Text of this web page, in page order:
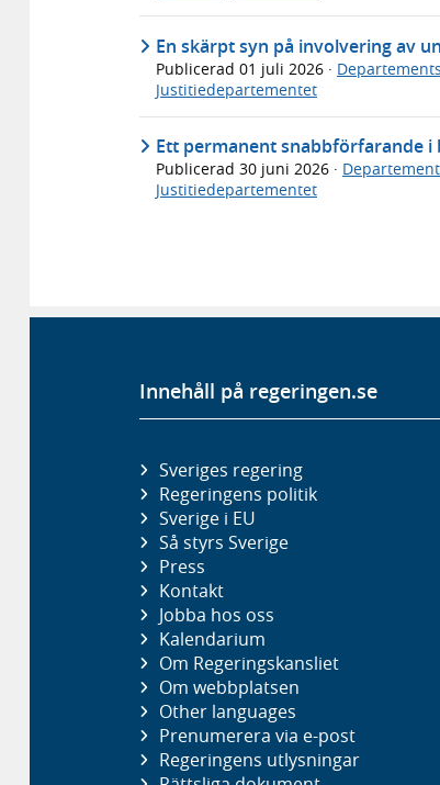
En skärpt syn på involvering av
Publicerad 01 juli 2026 ·
Justitiedepartementet
Ett permanent snabbförfarande
Publicerad 30 juni 2026 ·
Justitiedepartementet
Innehåll på regeringen.se
Sveriges regering
Regeringens politik
Sverige i EU
Så styrs Sverige
Press
Kontakt
Jobba hos oss
Kalendarium
Om Regeringskansliet
Om webbplatsen
Other languages
Prenumerera via e-post
Regeringens utlysningar